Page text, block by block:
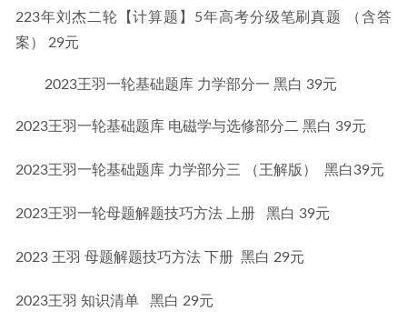
223年刘杰二轮【计算题】5年高考分级笔刷真题 （含答
案） 29元
2023王羽一轮基础题库 力学部分一 黑白 39元
2023王羽一轮基础题库 电磁学与选修部分二 黑白 39元
2023王羽一轮基础题库 力学部分三 （王解版）  黑白39元
2023王羽一轮母题解题技巧方法 上册   黑白 39元
2023 王羽 母题解题技巧方法 下册  黑白 29元
2023王羽 知识清单   黑白 29元